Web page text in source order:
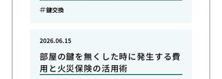
鍵交換
部屋の鍵を無くした時に発生する費
用と火災保険の活用術
2026.06.15